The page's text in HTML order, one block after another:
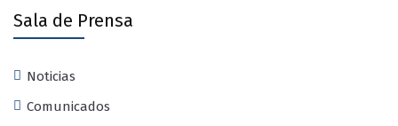
Sala de Prensa
Noticias
Comunicados